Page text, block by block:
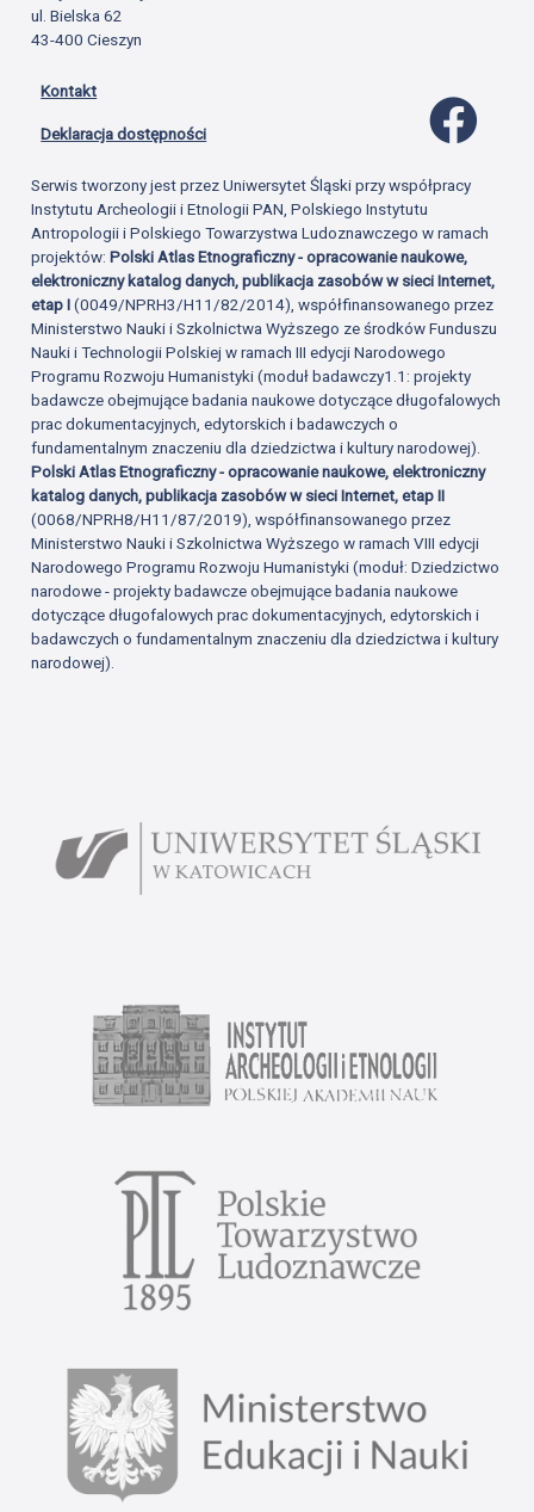
ul. Bielska 62
43-400 Cieszyn
Kontakt
Deklaracja dostępności
Serwis tworzony jest przez Uniwersytet Śląski przy współpracy
Instytutu Archeologii i Etnologii PAN, Polskiego Instytutu
Antropologii i Polskiego Towarzystwa Ludoznawczego w ramach
projektów:Polski Atlas Etnograficzny - opracowanie naukowe,
elektroniczny katalog danych, publikacja zasobów w sieci Internet,
etap I(0049/NPRH3/H11/82/2014), współfinansowanego przez
Ministerstwo Nauki i Szkolnictwa Wyższego ze środków Funduszu
Nauki i Technologii Polskiej w ramach III edycji Narodowego
Programu Rozwoju Humanistyki (moduł badawczy1.1: projekty
badawcze obejmujące badania naukowe dotyczące długofalowych
prac dokumentacyjnych, edytorskich i badawczych o
fundamentalnym znaczeniu dla dziedzictwa i kultury narodowej).
Polski Atlas Etnograficzny - opracowanie naukowe, elektroniczny
katalog danych, publikacja zasobów w sieci Internet, etap II
(0068/NPRH8/H11/87/2019), współfinansowanego przez
Ministerstwo Nauki i Szkolnictwa Wyższego w ramach VIII edycji
Narodowego Programu Rozwoju Humanistyki (moduł: Dziedzictwo
narodowe - projekty badawcze obejmujące badania naukowe
dotyczące długofalowych prac dokumentacyjnych, edytorskich i
badawczych o fundamentalnym znaczeniu dla dziedzictwa i kultury
narodowej).